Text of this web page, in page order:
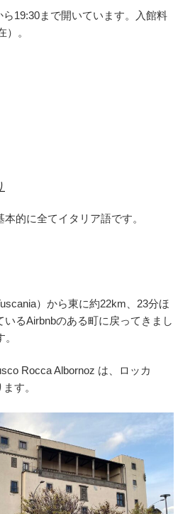
19:30まで開いています。入館料
）。
的に全てイタリア語です。
）から東に約22km、23分ほ
いるAirbnbのある町に戻ってきまし
Rocca Albornoz は、ロッカ
す。